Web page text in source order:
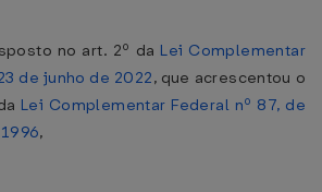
no art. 2º da Lei Complementar
de junho de 2022, que acrescentou o
Lei Complementar Federal nº 87, de
,